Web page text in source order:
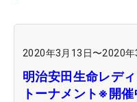
2020年3月13日〜2020年
明治安田生命レデ
トーナメント※開催